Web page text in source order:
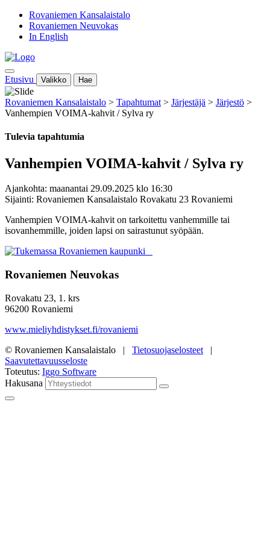
Rovaniemen Kansalaistalo
Rovaniemen Neuvokas
In English
Etusivu Valikko Hae
Rovaniemen Kansalaistalo > Tapahtumat > Järjestäjä > Järjestö >
Vanhempien VOIMA-kahvit / Sylva ry
Tulevia tapahtumia
Vanhempien VOIMA-kahvit / Sylva ry
Ajankohta: maanantai 29.09.2025 klo 16:30
Sijainti: Rovaniemen Kansalaistalo Rovakatu 23 Rovaniemi
Vanhempien VOIMA-kahvit on tarkoitettu vanhemmille tai
isovanhemmille, joiden lapsi on sairastunut syöpään.
Rovaniemen Neuvokas
Rovakatu 23, 1. krs
96200 Rovaniemi
www.mieliyhdistykset.fi/rovaniemi
© Rovaniemen Kansalaistalo | Tietosuojaselosteet |
Saavutettavuusseloste
Toteutus: Iggo Software
Hakusana